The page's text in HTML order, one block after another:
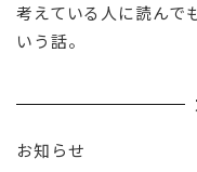
考えている人に読んで
いう話。
お知らせ